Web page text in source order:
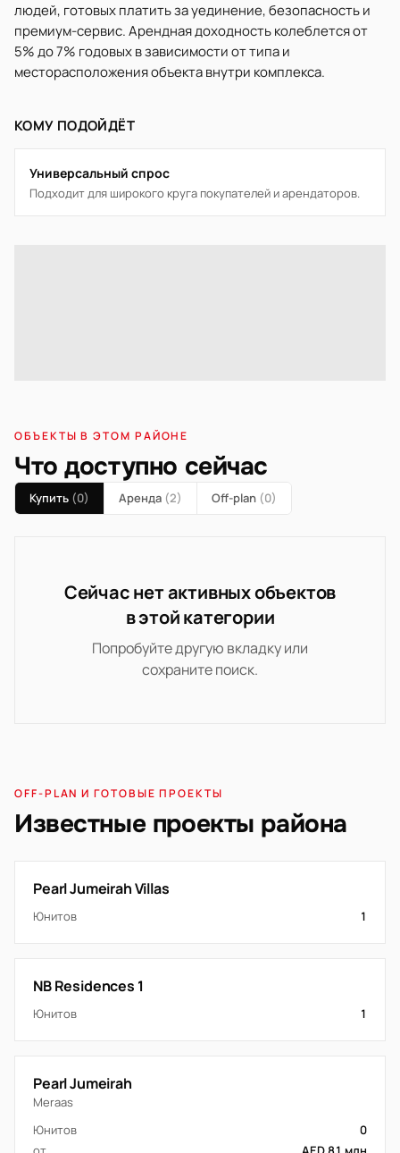
людей, готовых платить за уединение, безопасность и
премиум-сервис. Арендная доходность колеблется от
5% до 7% годовых в зависимости от типа и
месторасположения объекта внутри комплекса.
КОМУ ПОДОЙДЁТ
Универсальный спрос
Подходит для широкого круга покупателей и арендаторов.
ОБЪЕКТЫ В ЭТОМ РАЙОНЕ
Что доступно сейчас
Купить (0) Аренда (2) Off-plan (0)
Сейчас нет активных объектов
в этой категории
Попробуйте другую вкладку или
сохраните поиск.
OFF-PLAN И ГОТОВЫЕ ПРОЕКТЫ
Известные проекты района
Pearl Jumeirah Villas
Юнитов 1
NB Residences 1
Юнитов 1
Pearl Jumeirah
Meraas
Юнитов
0